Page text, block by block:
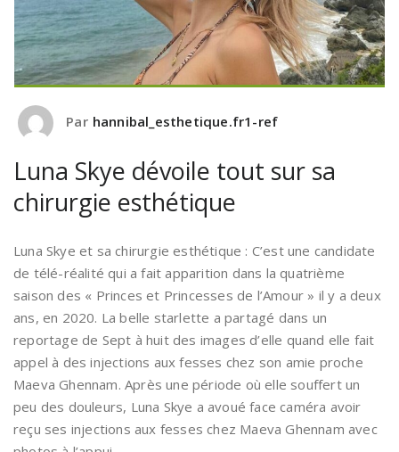
Par hannibal_esthetique.fr1-ref
Luna Skye dévoile tout sur sa
chirurgie esthétique
Luna Skye et sa chirurgie esthétique : C’est une candidate
de télé-réalité qui a fait apparition dans la quatrième
saison des « Princes et Princesses de l’Amour » il y a deux
ans, en 2020. La belle starlette a partagé dans un
reportage de Sept à huit des images d’elle quand elle fait
appel à des injections aux fesses chez son amie proche
Maeva Ghennam. Après une période où elle souffert un
peu des douleurs, Luna Skye a avoué face caméra avoir
reçu ses injections aux fesses chez Maeva Ghennam avec